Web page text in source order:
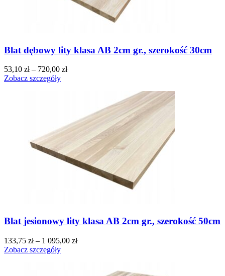
Blat dębowy lity klasa AB 2cm gr., szerokość 30cm
53,10 zł– 720,00 zł
Zobacz szczegóły
Blat jesionowy lity klasa AB 2cm gr., szerokość 50cm
133,75 zł– 1 095,00 zł
Zobacz szczegóły